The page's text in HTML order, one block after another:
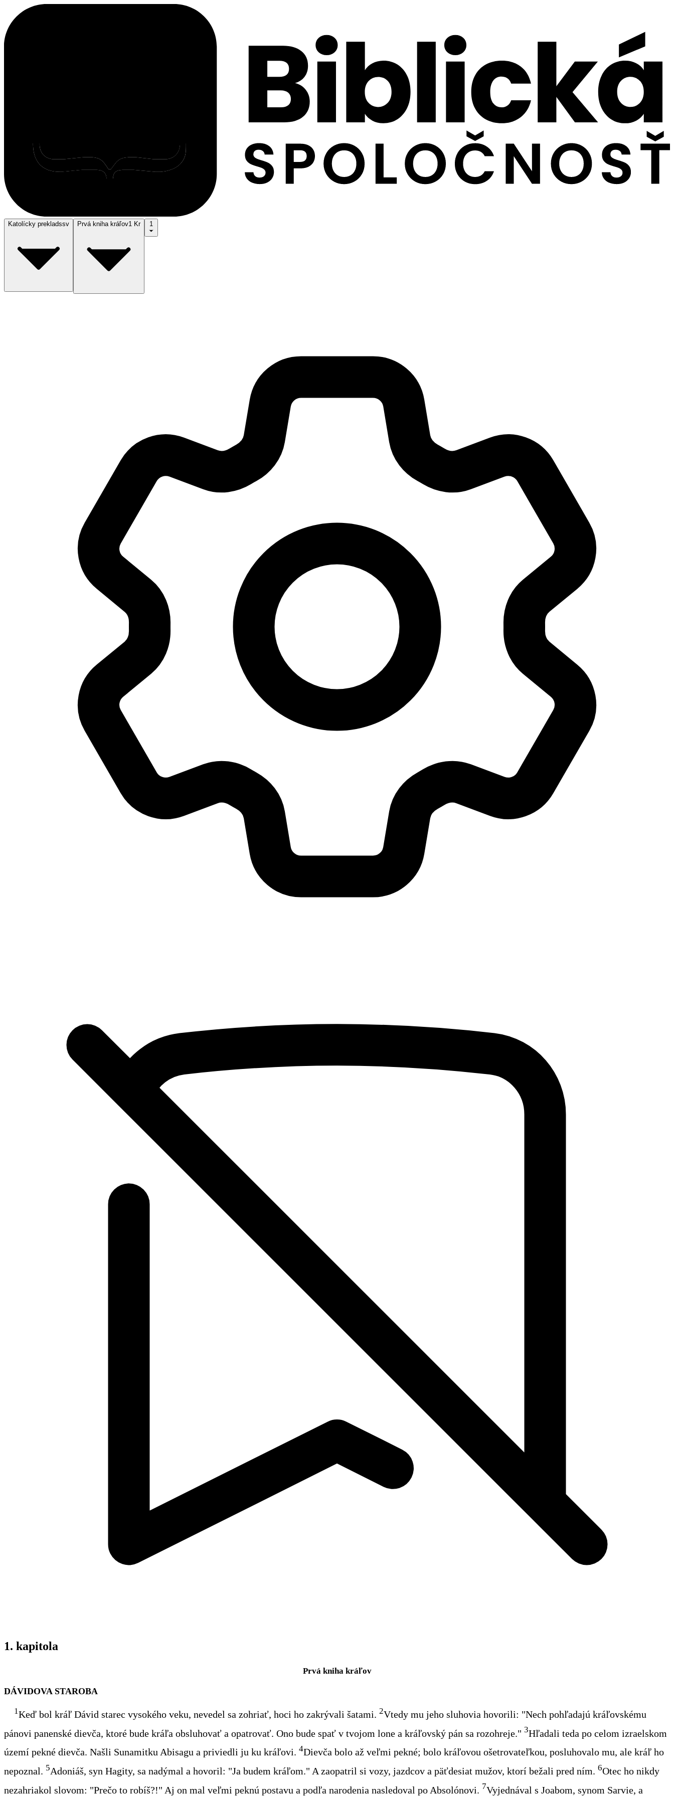
Katolícky prekladssv Prvá kniha kráľov1 Kr
1. kapitola
Prvá kniha kráľov
DÁVIDOVA STAROBA
1Keď bol kráľ Dávid starec vysokého veku, nevedel sa zohriať, hoci ho zakrývali šatami. 2Vtedy mu jeho sluhovia hovorili: "Nech pohľadajú kráľovskému
pánovi panenské dievča, ktoré bude kráľa obsluhovať a opatrovať. Ono bude spať v tvojom lone a kráľovský pán sa rozohreje." 3Hľadali teda po celom izraelskom
území pekné dievča. Našli Sunamitku Abisagu a priviedli ju ku kráľovi. 4Dievča bolo až veľmi pekné; bolo kráľovou ošetrovateľkou, posluhovalo mu, ale kráľ ho
nepoznal. 5Adoniáš, syn Hagity, sa nadýmal a hovoril: "Ja budem kráľom." A zaopatril si vozy, jazdcov a päťdesiat mužov, ktorí bežali pred ním. 6Otec ho nikdy
nezahriakol slovom: "Prečo to robíš?!" Aj on mal veľmi peknú postavu a podľa narodenia nasledoval po Absolónovi. 7Vyjednával s Joabom, synom Sarvie, a